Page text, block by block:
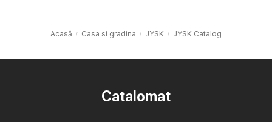
Acasă Casa si gradina JYSK JYSK Catalog
Catalomat